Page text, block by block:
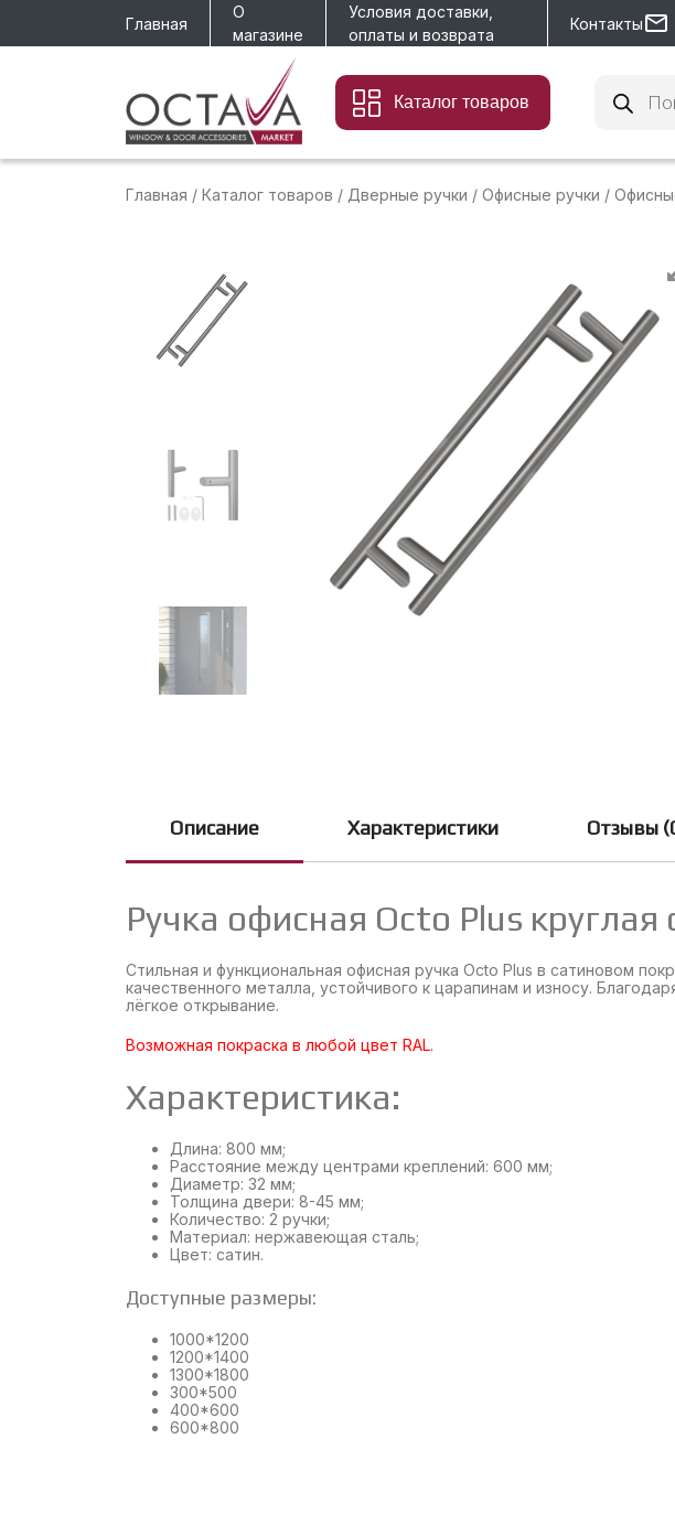
Главная
О
магазине
Условия доставки,
оплаты и возврата
Контакты
Каталог товаров
товаров
Главная / Каталог товаров / Дверные ручки / Офисные ручки /
Описание Характеристики Отзывы
Ручка офисная Octo Plus
Стильная и функциональная офисная ручка Octo Plus в сатиновом
качественного металла, устойчивого к царапинам и износу.
лёгкое открывание.
Возможная покраска в любой цвет RAL.
Характеристика:
Длина: 800 мм;
Расстояние между центрами креплений: 600 мм;
Диаметр: 32 мм;
Толщина двери: 8-45 мм;
Количество: 2 ручки;
Материал: нержавеющая сталь;
Цвет: сатин.
Доступные размеры:
1000*1200
1200*1400
1300*1800
300*500
400*600
600*800